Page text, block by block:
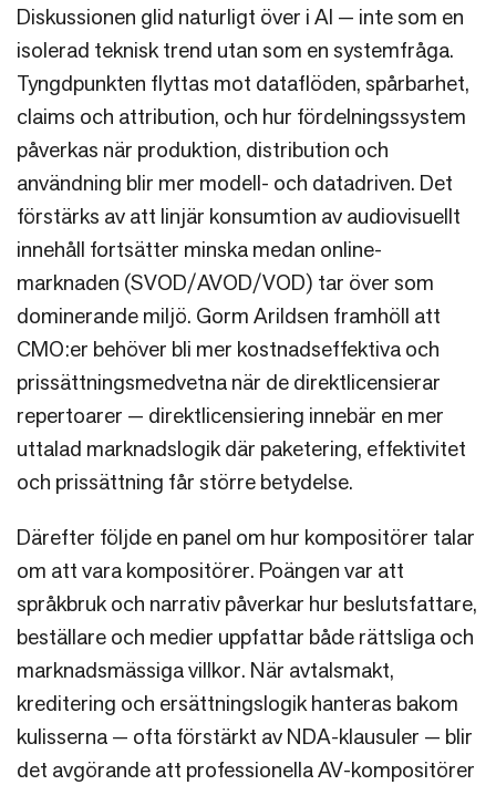
Diskussionen glid naturligt över i AI — inte som en
isolerad teknisk trend utan som en systemfråga.
Tyngdpunkten flyttas mot dataflöden, spårbarhet,
claims och attribution, och hur fördelningssystem
påverkas när produktion, distribution och
användning blir mer modell- och datadriven. Det
förstärks av att linjär konsumtion av audiovisuellt
innehåll fortsätter minska medan online-
marknaden (SVOD/AVOD/VOD) tar över som
dominerande miljö. Gorm Arildsen framhöll att
CMO:er behöver bli mer kostnadseffektiva och
prissättningsmedvetna när de direktlicensierar
repertoarer — direktlicensiering innebär en mer
uttalad marknadslogik där paketering, effektivitet
och prissättning får större betydelse.
Därefter följde en panel om hur kompositörer talar
om att vara kompositörer. Poängen var att
språkbruk och narrativ påverkar hur beslutsfattare,
beställare och medier uppfattar både rättsliga och
marknadsmässiga villkor. När avtalsmakt,
kreditering och ersättningslogik hanteras bakom
kulisserna — ofta förstärkt av NDA-klausuler — blir
det avgörande att professionella AV-kompositörer